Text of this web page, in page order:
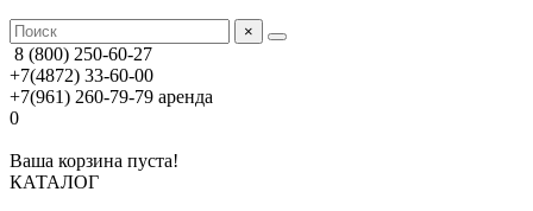
×
8 (800) 250-60-27
+7(4872) 33-60-00
+7(961) 260-79-79 аренда
0
Ваша корзина пуста!
КАТАЛОГ